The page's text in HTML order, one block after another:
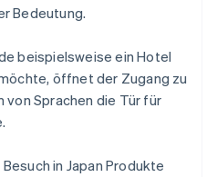
Bedeutung.
beispielsweise ein Hotel
öffnet der Zugang zu
von Sprachen die Tür für
in Japan Produkte